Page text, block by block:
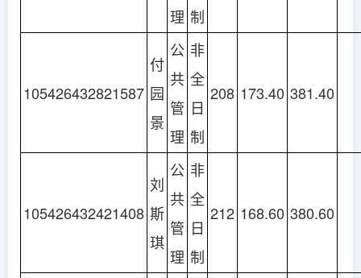
理 制
105426432821587
付
园
景
公
共
管
理
非
全
日
制
208 173.40 381.40
105426432421408
刘
斯
琪
公
共
管
理
非
全
日
制
212 168.60 380.60